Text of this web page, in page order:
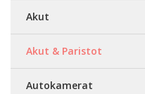
Akut
Akut & Paristot
Autokamerat